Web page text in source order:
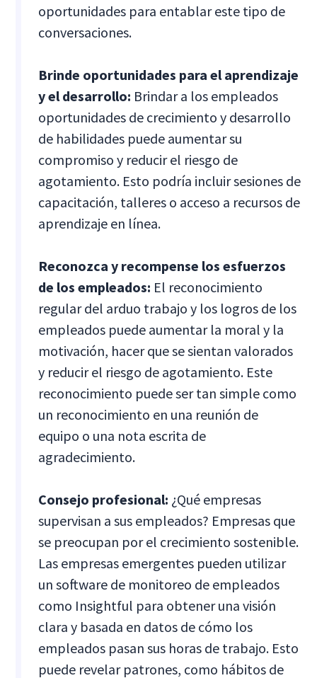
oportunidades para entablar este tipo de
conversaciones.
Brinde oportunidades para el aprendizaje
y el desarrollo: Brindar a los empleados
oportunidades de crecimiento y desarrollo
de habilidades puede aumentar su
compromiso y reducir el riesgo de
agotamiento. Esto podría incluir sesiones de
capacitación, talleres o acceso a recursos de
aprendizaje en línea.
Reconozca y recompense los esfuerzos
de los empleados: El reconocimiento
regular del arduo trabajo y los logros de los
empleados puede aumentar la moral y la
motivación, hacer que se sientan valorados
y reducir el riesgo de agotamiento. Este
reconocimiento puede ser tan simple como
un reconocimiento en una reunión de
equipo o una nota escrita de
agradecimiento.
Consejo profesional: ¿Qué empresas
supervisan a sus empleados? Empresas que
se preocupan por el crecimiento sostenible.
Las empresas emergentes pueden utilizar
un software de monitoreo de empleados
como Insightful para obtener una visión
clara y basada en datos de cómo los
empleados pasan sus horas de trabajo. Esto
puede revelar patrones, como hábitos de